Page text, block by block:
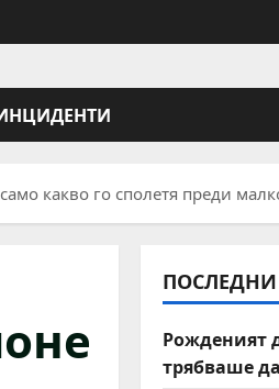
какво го сполетя преди
Рожденият
трябваше